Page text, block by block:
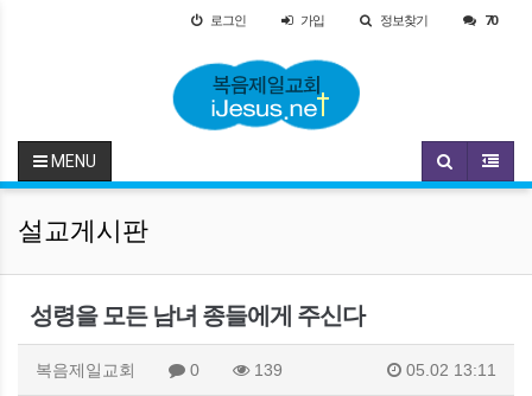
로그인 가입 정보찾기 70
MENU
설교게시판
성령을 모든 남녀 종들에게 주신다
복음제일교회 0 139 05.02 13:11